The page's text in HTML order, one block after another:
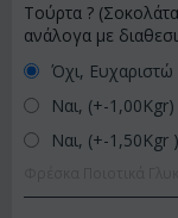
Τούρτα ?
ανάλογα με
Όχι, Ευχαριστώ
Ναι, (+-
Ναι, (+-1,50Kgr